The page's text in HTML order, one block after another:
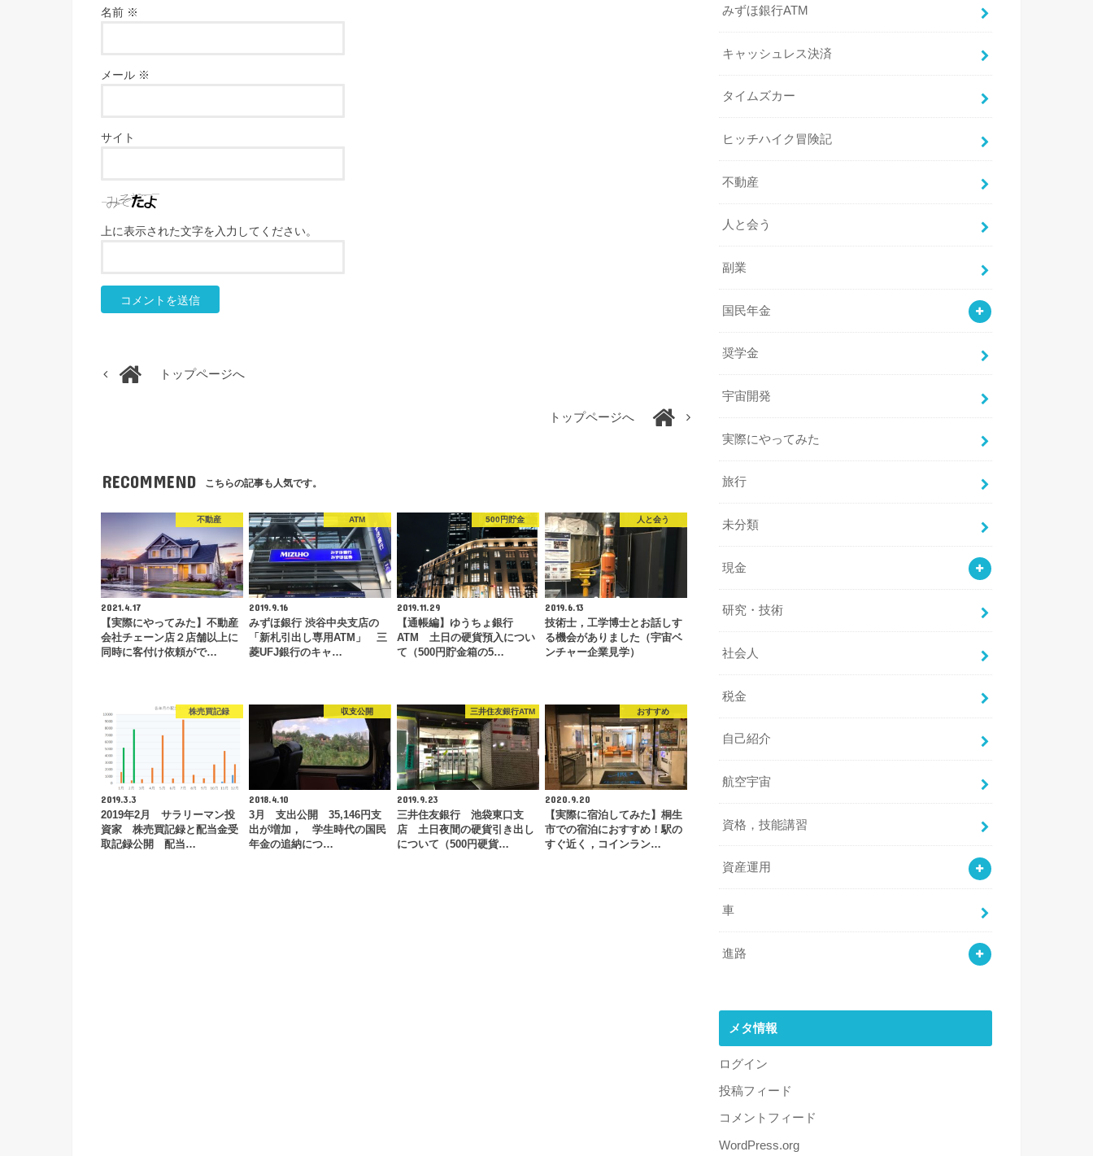
名前 ※
メール ※
サイト
上に表示された文字を入力してください。
トップページへ
トップページへ
RECOMMEND こちらの記事も人気です。
不動産
2021.4.17
【実際にやってみた】不動産
会社チェーン店２店舗以上に
同時に客付け依頼がで…
ATM
2019.9.16
みずほ銀行 渋谷中央支店の
「新札引出し専用ATM」 三
菱UFJ銀行のキャ…
500円貯金
2019.11.29
【通帳編】ゆうちょ銀行
ATM 土日の硬貨預入につい
て（500円貯金箱の5…
人と会う
2019.6.13
技術士，工学博士とお話しす
る機会がありました（宇宙ベ
ンチャー企業見学）
株売買記録
2019.3.3
2019年2月 サラリーマン投
資家 株売買記録と配当金受
取記録公開 配当…
収支公開
2018.4.10
3月 支出公開 35,146円支
出が増加， 学生時代の国民
年金の追納につ…
三井住友銀行ATM
2019.9.23
三井住友銀行 池袋東口支
店 土日夜間の硬貨引き出し
について（500円硬貨…
おすすめ
2020.9.20
【実際に宿泊してみた】桐生
市での宿泊におすすめ！駅の
すぐ近く，コインラン…
みずほ銀行ATM
キャッシュレス決済
タイムズカー
ヒッチハイク冒険記
不動産
人と会う
副業
国民年金
奨学金
宇宙開発
実際にやってみた
旅行
未分類
現金
研究・技術
社会人
税金
自己紹介
航空宇宙
資格，技能講習
資産運用
車
進路
メタ情報
ログイン
投稿フィード
コメントフィード
WordPress.org